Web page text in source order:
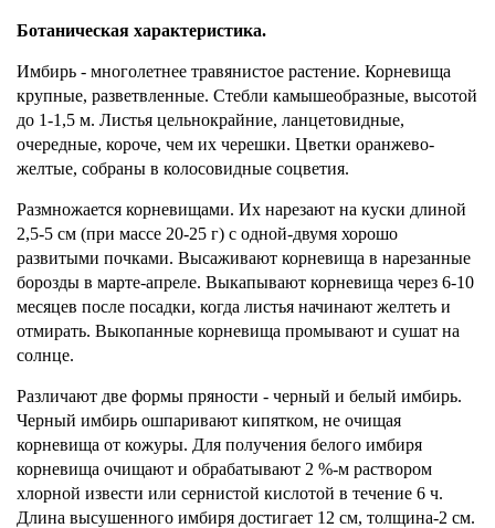
Ботаническая характеристика.
Имбирь - многолетнее травянистое растение. Корневища
крупные, разветвленные. Стебли камышеобразные, высотой
до 1-1,5 м. Листья цельнокрайние, ланцетовидные,
очередные, короче, чем их черешки. Цветки оранжево-
желтые, собраны в колосовидные соцветия.
Размножается корневищами. Их нарезают на куски длиной
2,5-5 см (при массе 20-25 г) с одной-двумя хорошо
развитыми почками. Высаживают корневища в нарезанные
борозды в марте-апреле. Выкапывают корневища через 6-10
месяцев после посадки, когда листья начинают желтеть и
отмирать. Выкопанные корневища промывают и сушат на
солнце.
Различают две формы пряности - черный и белый имбирь.
Черный имбирь ошпаривают кипятком, не очищая
корневища от кожуры. Для получения белого имбиря
корневища очищают и обрабатывают 2 %-м раствором
хлорной извести или сернистой кислотой в течение 6 ч.
Длина высушенного имбиря достигает 12 см, толщина-2 см.